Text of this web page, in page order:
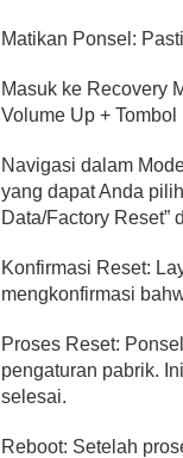
Matikan Ponsel:
Masuk ke Recovery
Volume Up +
Navigasi dalam
yang dapat Anda
Data/Factory Reset”
Konfirmasi Reset:
mengkonfirmasi
Proses Reset:
pengaturan pabrik.
selesai.
Reboot: Setelah